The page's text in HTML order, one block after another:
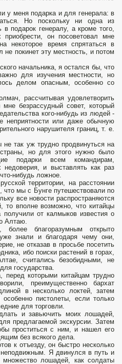
у меня подарка и для генерала: в
Но поскольку ни одна из
подарок генералу, а кроме того,
он посоветовал мне
некоторое время спрятаться в
не покинет эту местность, и потом
начальника, я остался бы, что
для изучения местности, но
делом опасным, особенно со
рассчитывая удовлетворить
безрассудный совет, который
кого-нибудь из людей -
неприятности или даже обычную
нарушителя границ, т. е.
так уж трудно продвинуться на
страны, но для этого нужно было
подарки всем командирам,
и выставлять как раз
нибудь ложное.
территории, на расстоянии
что мы с Бунге путешествовали по
все новости распространяются
то вполне возможно, что китайцы
от калмыков известия о
Алтаю.
благоразумным открыто
знали и благодаря чему они,
не отказав в просьбе посетить
ибо поиски растений в горах,
считались безобидными, не
государства.
перед которыми китайцам трудно
преимущественно бархат
в несколько локтей, затем
пистолеты, если только
для торговли.
и завьючить моих лошадей,
предлагаемой экскурсии. Затем
проститься с ним, и нашел его
без всякого дела.
к отъезду, он быстро несколько
неподвижным. Я двинулся в путь и
лошадей, как солдаты